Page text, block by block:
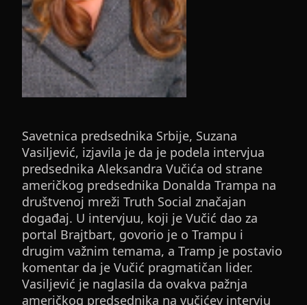
Savetnica predsednika Srbije, Suzana
Vasiljević, izjavila je da je podela intervjua
predsednika Aleksandra Vučića od strane
američkog predsednika Donalda Trampa na
društvenoj mreži Truth Social značajan
događaj. U intervjuu, koji je Vučić dao za
portal Brajtbart, govorio je o Trampu i
drugim važnim temama, a Tramp je postavio
komentar da je Vučić pragmatičan lider.
Vasiljević je naglasila da ovakva pažnja
američkog predsednika na vučićev intervju